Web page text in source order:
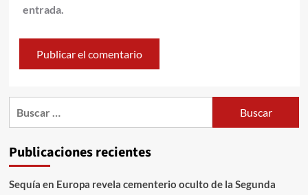
entrada.
Publicaciones recientes
Sequía en Europa revela cementerio oculto de la Segunda